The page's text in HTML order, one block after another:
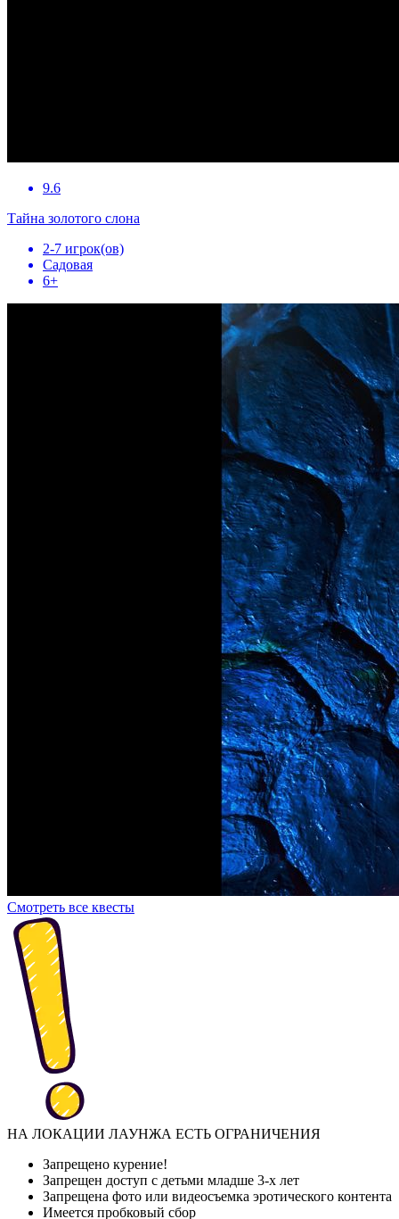
9.6
Тайна золотого слона
2-7 игрок(ов)
Садовая
6+
Смотреть все квесты
НА ЛОКАЦИИ ЛАУНЖА ЕСТЬ ОГРАНИЧЕНИЯ
Запрещено курение!
Запрещен доступ с детьми младше 3-х лет
Запрещена фото или видеосъемка эротического контента
Имеется пробковый сбор